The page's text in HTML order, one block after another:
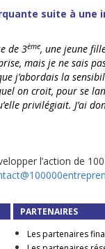
suite à une
de 3ème, une jeune
mais je ne sais
j’abordais la
on croit, pour se
privilégiait. J’ai
l’action de
PARTENAIRES
Les partenaires